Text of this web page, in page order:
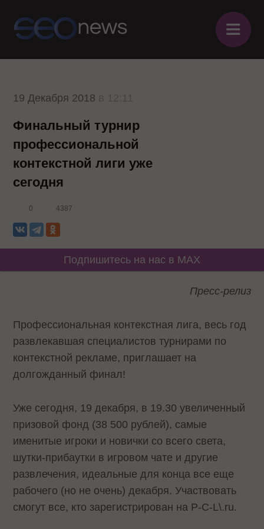
≡
19 Декабря 2018
Финальный турнир
профессиональной
контекстной лиги уже
сегодня
0 4387
Подпишитесь на нас в MAX
Пресс-релиз
Профессиональная контекстная лига, весь год
развлекавшая специалистов турнирами по
контекстной рекламе, приглашает на
долгожданный финал!
Уже сегодня, 19 декабря, в 19.30 увеличенный
призовой фонд (38 500 рублей), самые
именитые игроки и новички со всего света,
шутки-прибаутки в игровом чате и другие
развлечения, идеальные для конца все еще
рабочего (но не очень) декабря. Участвовать
смогут все, кто зарегистрирован на P-C-L\.ru.